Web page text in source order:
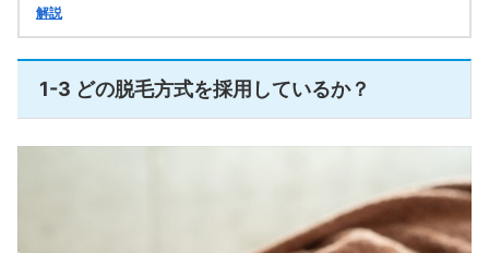
解説
1-3 どの脱毛方式を採用しているか？